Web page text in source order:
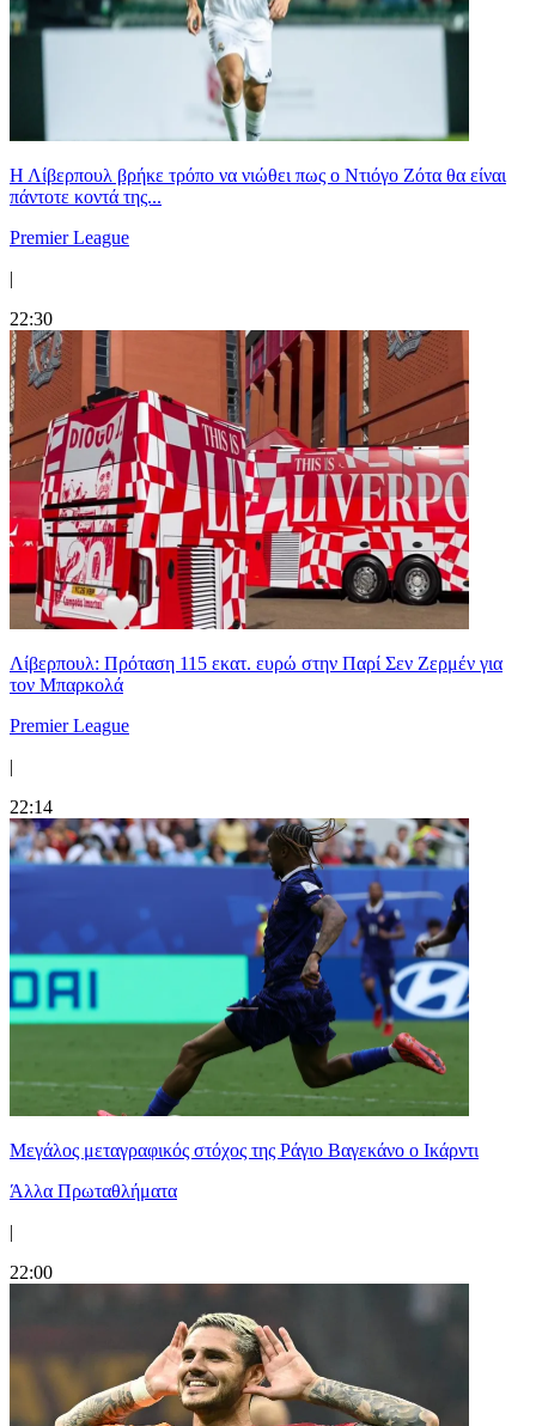
Η Λίβερπουλ βρήκε τρόπο να νιώθει πως ο Ντιόγο Ζότα θα είναι
πάντοτε κοντά της...
Premier League
|
22:30
Λίβερπουλ: Πρόταση 115 εκατ. ευρώ στην Παρί Σεν Ζερμέν για
τον Μπαρκολά
Premier League
|
22:14
Μεγάλος μεταγραφικός στόχος της Ράγιο Βαγεκάνο ο Ικάρντι
Άλλα Πρωταθλήματα
|
22:00